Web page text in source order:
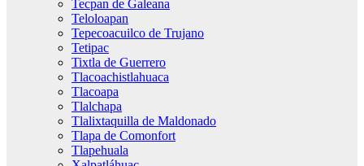
Tecpan de Galeana
Teloloapan
Tepecoacuilco de Trujano
Tetipac
Tixtla de Guerrero
Tlacoachistlahuaca
Tlacoapa
Tlalchapa
Tlalixtaquilla de Maldonado
Tlapa de Comonfort
Tlapehuala